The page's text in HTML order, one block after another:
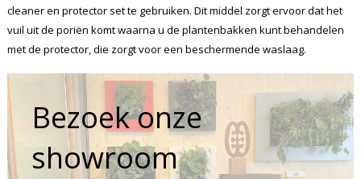
cleaner en protector set te gebruiken. Dit middel zorgt ervoor dat het
vuil uit de poriën komt waarna u de plantenbakken kunt behandelen
met de protector, die zorgt voor een beschermende waslaag.
Bezoek onze
showroom